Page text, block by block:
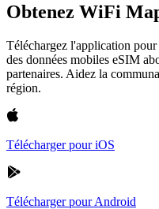
Obtenez WiFi
Téléchargez l'application
des données mobiles eSIM
partenaires. Aidez la
région.
Télécharger pour iOS
Télécharger pour Android